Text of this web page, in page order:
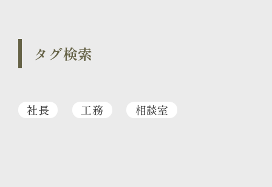
タグ検索
社長 工務 相談室